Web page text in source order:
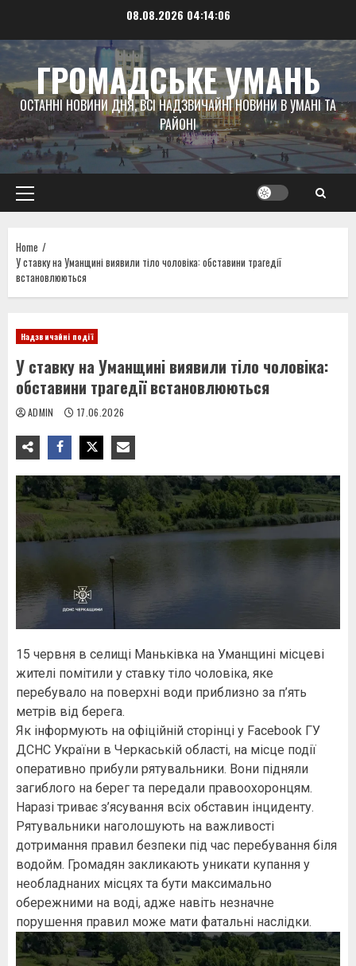
content
08.08.2026 04:14:06
ГРОМАДСЬКЕ УМАНЬ
ОСТАННІ НОВИНИ ДНЯ, ВСІ НАДЗВИЧАЙНІ НОВИНИ В УМАНІ ТА
РАЙОНІ
Primary
Menu
Home
У ставку на Уманщині виявили тіло чоловіка: обставини трагедії
встановлюються
Надзвичайні події
У ставку на Уманщині виявили тіло чоловіка:
обставини трагедії встановлюються
ADMIN 17.06.2026
15 червня в селищі Маньківка на Уманщині місцеві
жителі помітили у ставку тіло чоловіка, яке
перебувало на поверхні води приблизно за п’ять
метрів від берега.
Як інформують на офіційній сторінці у Facebook ГУ
ДСНС України в Черкаській області, на місце події
оперативно прибули рятувальники. Вони підняли
загиблого на берег та передали правоохоронцям.
Наразі триває з’ясування всіх обставин інциденту.
Рятувальники наголошують на важливості
дотримання правил безпеки під час перебування біля
водойм. Громадян закликають уникати купання у
необладнаних місцях та бути максимально
обережними на воді, адже навіть незначне
порушення правил може мати фатальні наслідки.